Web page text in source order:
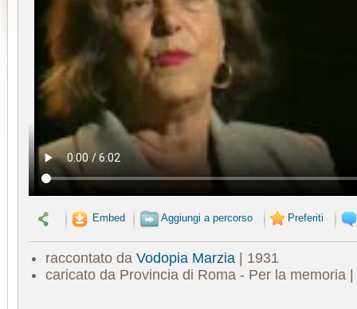
Embed Aggiungi a percorso Preferiti
raccontato da Vodopia Marzia| 1931
caricato da Provincia di Roma - Per la memoria